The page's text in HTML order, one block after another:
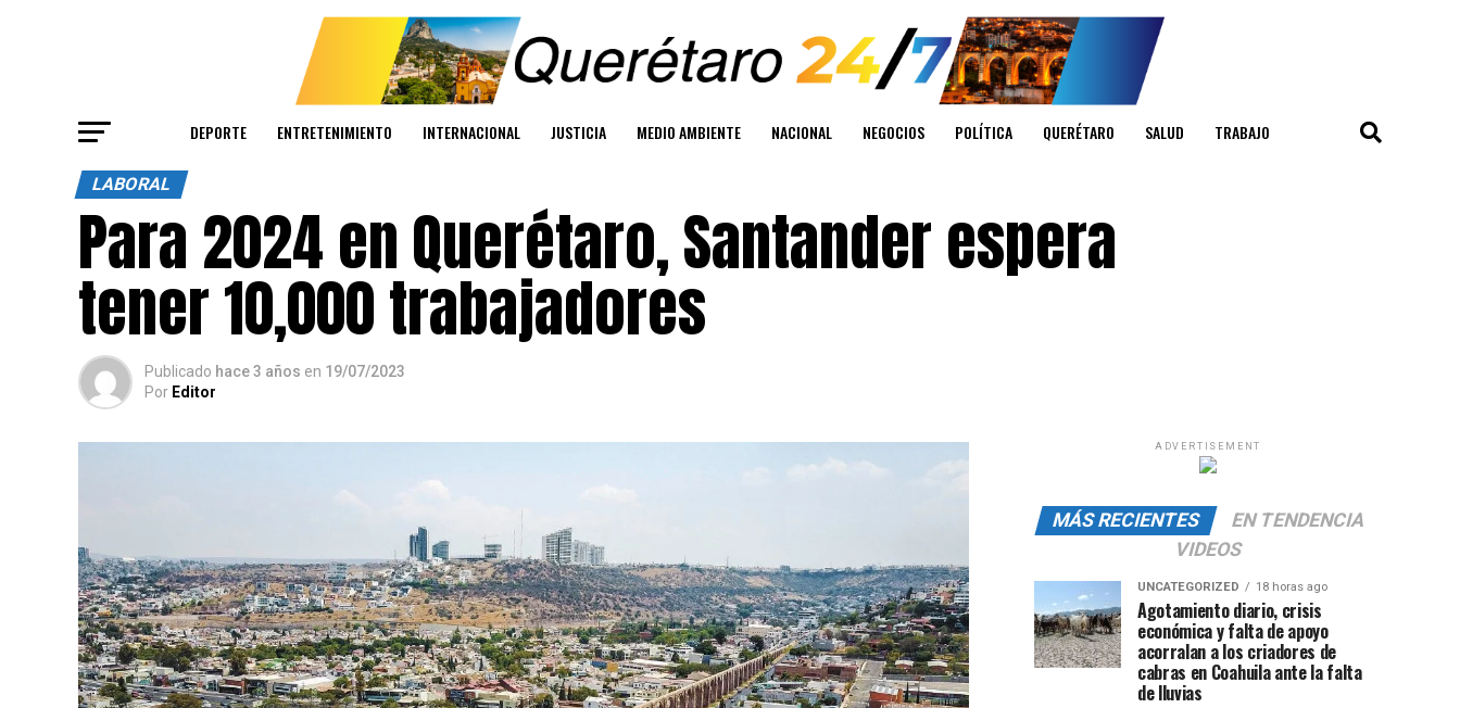
DEPORTE ENTRETENIMIENTO INTERNACIONAL JUSTICIA MEDIO AMBIENTE NACIONAL NEGOCIOS POLÍTICA QUERÉTARO SALUD TRABAJO
LABORAL
Para 2024 en Querétaro, Santander espera
tener 10,000 trabajadores
Publicado hace 3 años en 19/07/2023
Por Editor
ADVERTISEMENT
MÁS RECIENTES
EN TENDENCIA
VIDEOS
UNCATEGORIZED 18 horas ago
Agotamiento diario, crisis
económica y falta de apoyo
acorralan a los criadores de
cabras en Coahuila ante la falta
de lluvias